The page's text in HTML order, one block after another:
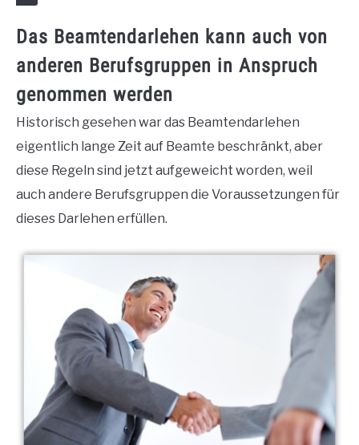
Das Beamtendarlehen kann auch von
anderen Berufsgruppen in Anspruch
genommen werden
Historisch gesehen war das Beamtendarlehen
eigentlich lange Zeit auf Beamte beschränkt, aber
diese Regeln sind jetzt aufgeweicht worden, weil
auch andere Berufsgruppen die Voraussetzungen für
dieses Darlehen erfüllen.